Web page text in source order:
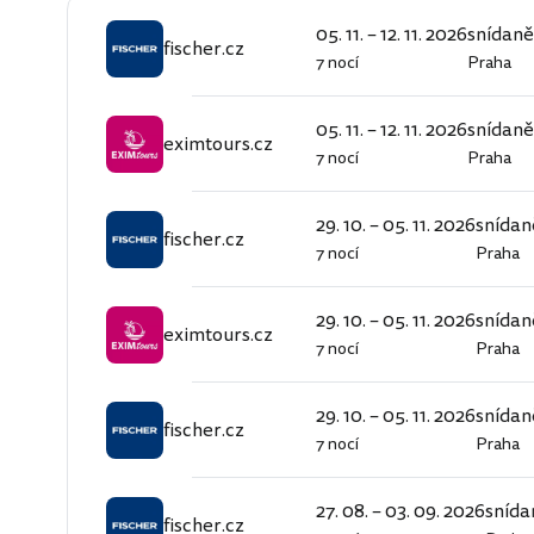
fischer.cz 05. 11. – 12. 11. 2026
7 nocí
snídaně
Praha
eximtours.cz
eximtours.cz 05. 11. – 12. 11. 2026
7 nocí
snídaně
Praha
fischer.cz 29. 10. – 05. 11. 2026
7 nocí Praha
eximtours.cz
eximtours.cz 29. 10. – 05. 11. 2026
7 nocí Praha
fischer.cz 29. 10. – 05. 11. 2026
7 nocí Praha
fischer.cz 27. 08. – 03. 09. 2026